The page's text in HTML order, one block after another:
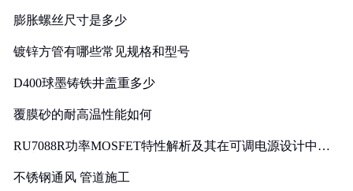
膨胀螺丝尺寸是多少
镀锌方管有哪些常见规格和型号
D400球墨铸铁井盖重多少
覆膜砂的耐高温性能如何
RU7088R功率MOSFET特性解析及其在可调电源设计中的
不锈钢通风 管道施工